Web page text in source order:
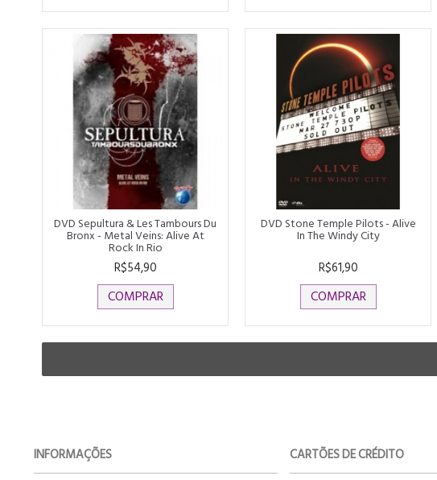
DVD Sepultura & Les Tambours Du
Bronx - Metal Veins: Alive At
Rock In Rio
R$54,90
COMPRAR
DVD Stone Temple Pilots - Alive
In The Windy City
R$61,90
COMPRAR
INFORMAÇÕES CARTÕES DE CRÉDITO